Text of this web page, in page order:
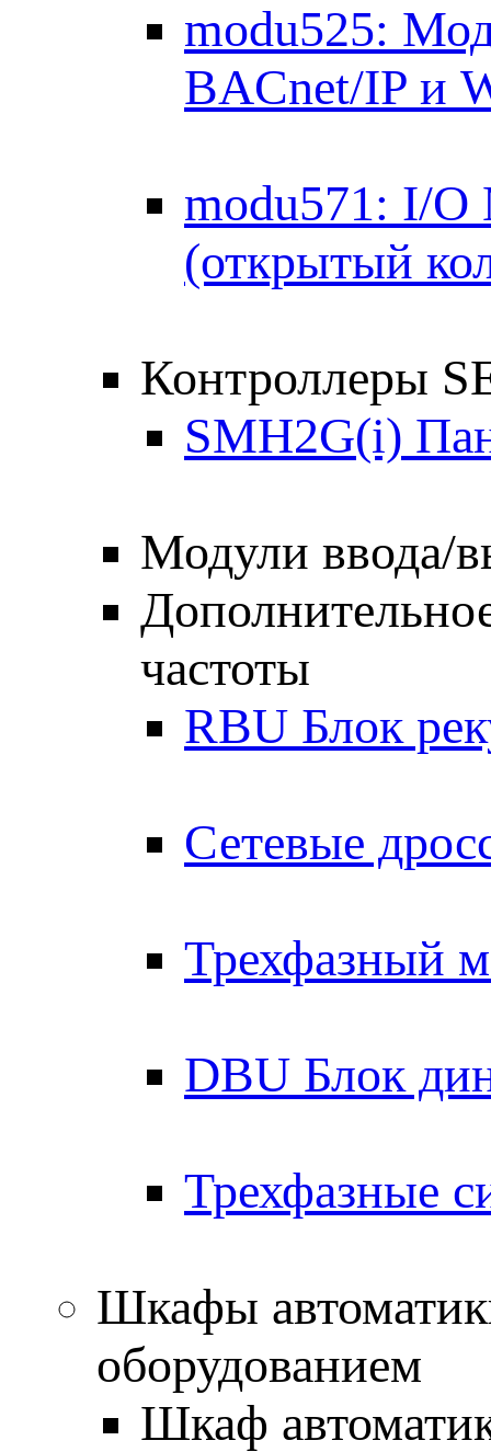
modu525:
BACnet/IP и
modu571: I/
(открытый
Контроллеры
SMH2G(i)
Модули ввода/
частоты
RBU Блок
Сетевые
Трехфазный
DBU Блок
Трехфазные
Шкафы
оборудованием
Шкаф